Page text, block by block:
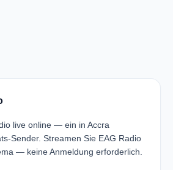
live online — ein in Accra
Sender. Streamen Sie EAG Radio
— keine Anmeldung erforderlich.